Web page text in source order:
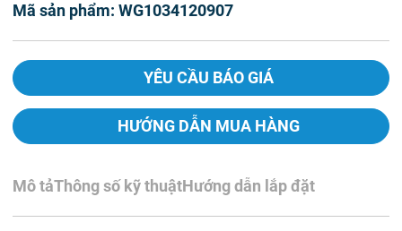
Mã sản phẩm: WG1034120907
YÊU CẦU BÁO GIÁ
HƯỚNG DẪN MUA HÀNG
Mô tảThông số kỹ thuậtHướng dẫn lắp đặt